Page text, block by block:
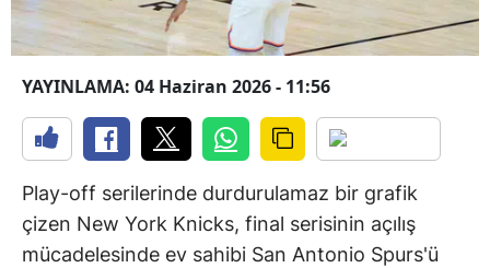
YAYINLAMA: 04 Haziran 2026 - 11:56
Play-off serilerinde durdurulamaz bir grafik
çizen New York Knicks, final serisinin açılış
mücadelesinde ev sahibi San Antonio Spurs'ü